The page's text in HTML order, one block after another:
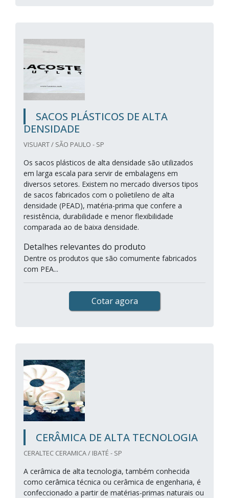
SACOS PLÁSTICOS DE ALTA
DENSIDADE
VISUART / SÃO PAULO - SP
Os sacos plásticos de alta densidade são utilizados
em larga escala para servir de embalagens em
diversos setores. Existem no mercado diversos tipos
de sacos fabricados com o polietileno de alta
densidade (PEAD), matéria-prima que confere a
resistência, durabilidade e menor flexibilidade
comparada ao de baixa densidade.
Detalhes relevantes do produto
Dentre os produtos que são comumente fabricados
com PEA...
Cotar agora
CERÂMICA DE ALTA TECNOLOGIA
CERALTEC CERAMICA / IBATÉ - SP
A cerâmica de alta tecnologia, também conhecida
como cerâmica técnica ou cerâmica de engenharia, é
confeccionado a partir de matérias-primas naturais ou